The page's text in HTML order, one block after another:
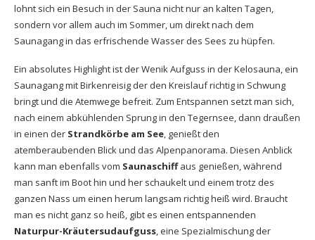
lohnt sich ein Besuch in der Sauna nicht nur an kalten Tagen,
sondern vor allem auch im Sommer, um direkt nach dem
Saunagang in das erfrischende Wasser des Sees zu hüpfen.
Ein absolutes Highlight ist der Wenik Aufguss in der Kelosauna, ein
Saunagang mit Birkenreisig der den Kreislauf richtig in Schwung
bringt und die Atemwege befreit. Zum Entspannen setzt man sich,
nach einem abkühlenden Sprung in den Tegernsee, dann draußen
in einen der Strandkörbe am See, genießt den
atemberaubenden Blick und das Alpenpanorama. Diesen Anblick
kann man ebenfalls vom Saunaschiffaus genießen, während
man sanft im Boot hin und her schaukelt und einem trotz des
ganzen Nass um einen herum langsam richtig heiß wird. Braucht
man es nicht ganz so heiß, gibt es einen entspannenden
Naturpur-Kräutersudaufguss, eine Spezialmischung der